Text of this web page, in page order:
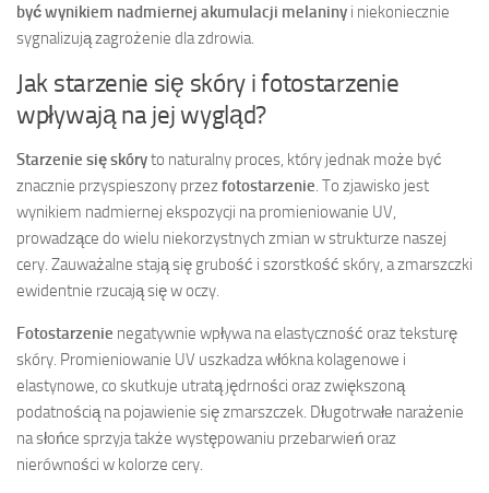
być wynikiem nadmiernej akumulacji melaniny i niekoniecznie
sygnalizują zagrożenie dla zdrowia.
Jak starzenie się skóry i fotostarzenie
wpływają na jej wygląd?
Starzenie się skóryto naturalny proces, który jednak może być
znacznie przyspieszony przezfotostarzenie. To zjawisko jest
wynikiem nadmiernej ekspozycji na promieniowanie UV,
prowadzące do wielu niekorzystnych zmian w strukturze naszej
cery. Zauważalne stają się grubość i szorstkość skóry, a zmarszczki
ewidentnie rzucają się w oczy.
Fotostarzenie negatywnie wpływa na elastyczność oraz teksturę
skóry. Promieniowanie UV uszkadza włókna kolagenowe i
elastynowe, co skutkuje utratą jędrności oraz zwiększoną
podatnością na pojawienie się zmarszczek. Długotrwałe narażenie
na słońce sprzyja także występowaniu przebarwień oraz
nierówności w kolorze cery.